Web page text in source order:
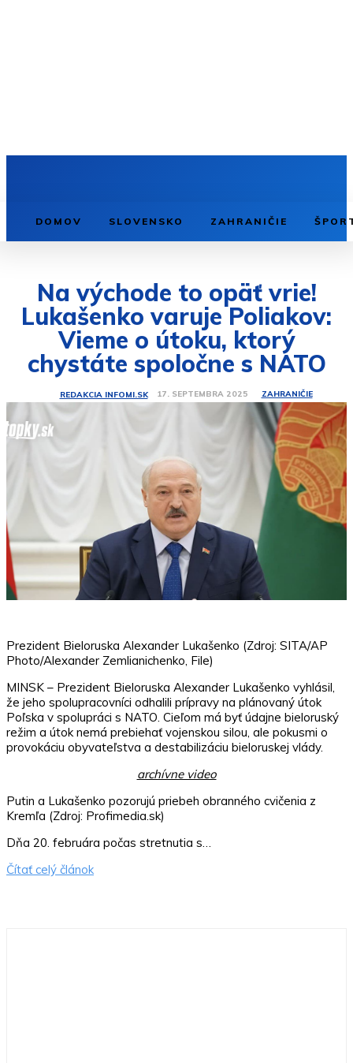
DOMOV SLOVENSKO ZAHRANIČIE
Na východe to opäť vrie!
Lukašenko varuje Poliakov:
Vieme o útoku, ktorý
chystáte spoločne s NATO
REDAKCIA INFOMI.SK 17. SEPTEMBRA 2025 ZAHRANIČIE
Prezident Bieloruska Alexander Lukašenko (Zdroj: SITA/AP
Photo/Alexander Zemlianichenko, File)
MINSK – Prezident Bieloruska Alexander Lukašenko vyhlásil,
že jeho spolupracovníci odhalili prípravy na plánovaný útok
Poľska v spolupráci s NATO. Cieľom má byť údajne bieloruský
režim a útok nemá prebiehať vojenskou silou, ale pokusmi o
provokáciu obyvateľstva a destabilizáciu bieloruskej vlády.
archívne video
Putin a Lukašenko pozorujú priebeh obranného cvičenia z
Kremľa (Zdroj: Profimedia.sk)
Dňa 20. februára počas stretnutia s…
Čítať celý článok